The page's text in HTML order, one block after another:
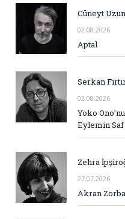
Cüneyt
02.08.2026
Aptal
Serkan
02.08.2026
Yoko
Eylemin
Zehra
27.07.2026
Akran